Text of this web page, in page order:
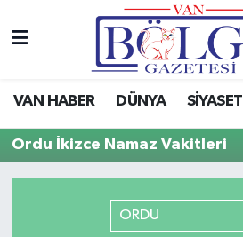
VAN HABER DÜNYA SİYASET
Ordu İkizce Namaz Vakitleri
ORDU
Van Haber
Hava Durumu
Tüm Manşetler